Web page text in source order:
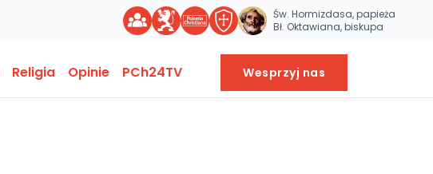
Św. Hormizdasa, papieża
Bł. Oktawiana, biskupa
Religia Opinie PCh24TV Wesprzyj nas